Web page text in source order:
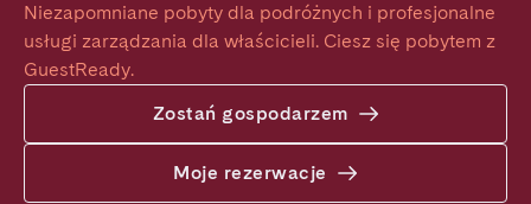
Niezapomniane pobyty dla podróżnych i profesjonalne
usługi zarządzania dla właścicieli. Ciesz się pobytem z
GuestReady.
Zostań gospodarzem
Moje rezerwacje